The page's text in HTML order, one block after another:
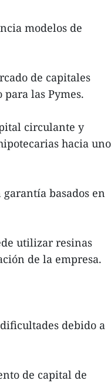
modelos de
de capitales
las Pymes.
circulante y
hacia uno
basados en
utilizar resinas
de la empresa.
debido a
de capital de